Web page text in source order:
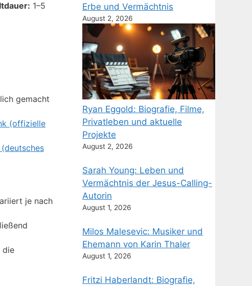
1–5
gemacht
(offizielle
je nach
die
Erbe und Vermächtnis
August 2, 2026
Ryan Eggold: Biografie, Filme,
Privatleben und aktuelle
Projekte
August 2, 2026
Sarah Young: Leben und
Vermächtnis der Jesus-Calling-
Autorin
August 1, 2026
Milos Malesevic: Musiker und
Ehemann von Karin Thaler
August 1, 2026
Fritzi Haberlandt: Biografie,